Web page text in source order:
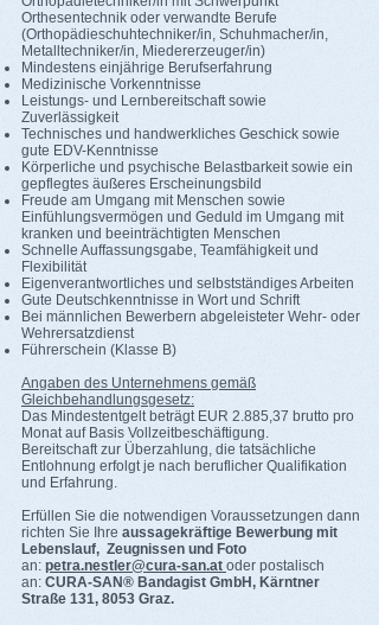
Orthesentechnik oder verwandte Berufe
(Orthopädieschuhtechniker/in, Schuhmacher/in,
Metalltechniker/in, Miedererzeuger/in)
Mindestens einjährige Berufserfahrung
Medizinische Vorkenntnisse
Leistungs- und Lernbereitschaft sowie
Zuverlässigkeit
Technisches und handwerkliches Geschick sowie
gute EDV-Kenntnisse
Körperliche und psychische Belastbarkeit sowie ein
gepflegtes äußeres Erscheinungsbild
Freude am Umgang mit Menschen sowie
Einfühlungsvermögen und Geduld im Umgang mit
kranken und beeinträchtigten Menschen
Schnelle Auffassungsgabe, Teamfähigkeit und
Flexibilität
Eigenverantwortliches und selbstständiges Arbeiten
Gute Deutschkenntnisse in Wort und Schrift
Bei männlichen Bewerbern abgeleisteter Wehr‐ oder
Wehrersatzdienst
Führerschein (Klasse B)
Angaben des Unternehmens gemäß
Gleichbehandlungsgesetz:
Das Mindestentgelt beträgt EUR 2.885,37 brutto pro
Monat auf Basis Vollzeitbeschäftigung.
Bereitschaft zur Überzahlung, die tatsächliche
Entlohnung erfolgt je nach beruflicher Qualifikation
und Erfahrung.
Erfüllen Sie die notwendigen Voraussetzungen dann
richten Sie Ihre aussagekräftige Bewerbung mit
Lebenslauf, Zeugnissen und Foto
an: petra.nestler@cura-san.at oder postalisch
an: CURA-SAN® Bandagist GmbH, Kärntner
Straße 131, 8053 Graz.